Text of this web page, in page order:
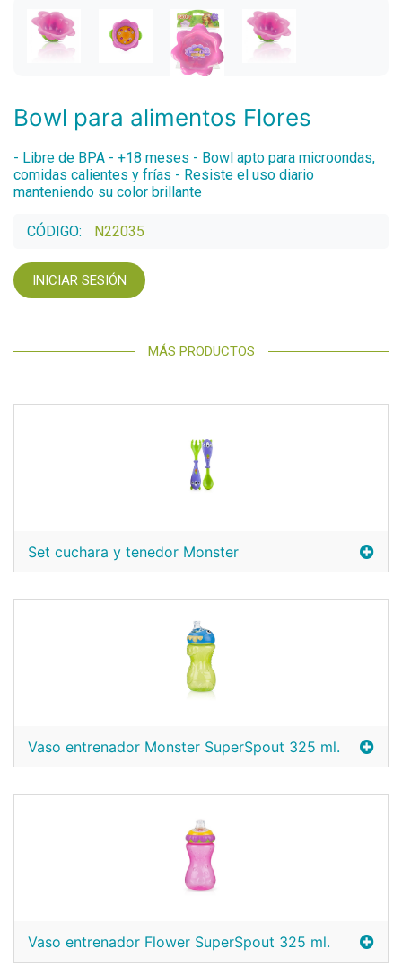
Bowl para alimentos Flores
- Libre de BPA - +18 meses - Bowl apto para microondas,
comidas calientes y frías - Resiste el uso diario
manteniendo su color brillante
CÓDIGO: N22035
INICIAR SESIÓN
MÁS PRODUCTOS
Set cuchara y tenedor Monster
Vaso entrenador Monster SuperSpout 325 ml.
Vaso entrenador Flower SuperSpout 325 ml.